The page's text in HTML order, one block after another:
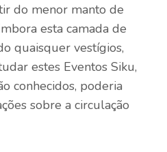
do menor manto de
esta camada de
quaisquer vestígios,
estes Eventos Siku,
conhecidos, poderia
sobre a circulação